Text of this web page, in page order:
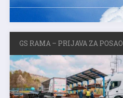
GS RAMA – PRIJAVA ZA POSAO